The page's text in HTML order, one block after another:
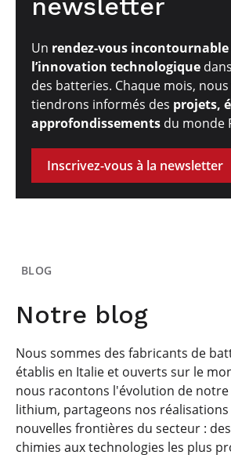
newsletter
Un rendez-vous incontournable
l’innovation technologique
des batteries. Chaque mois,
tiendrons informés des projets,
approfondissements du monde
Inscrivez-vous à la newsletter
BLOG
Notre blog
Nous sommes des fabricants de
établis en Italie et ouverts sur le
nous racontons l'évolution de
lithium, partageons nos réalisations
nouvelles frontières du secteur :
chimies aux technologies les plus